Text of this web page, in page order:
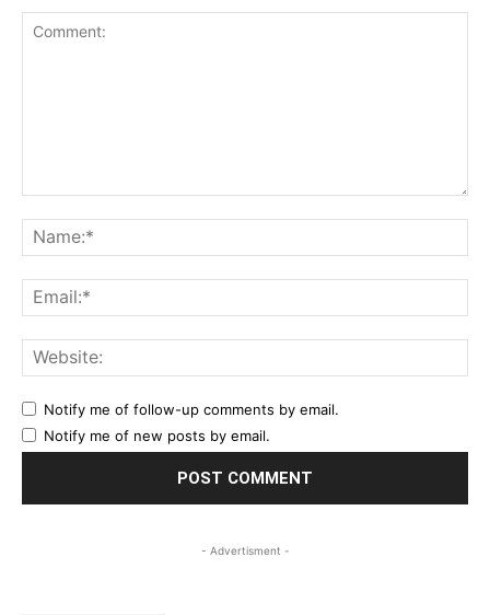
Notify me of follow-up comments by email.
Notify me of new posts by email.
- Advertisment -